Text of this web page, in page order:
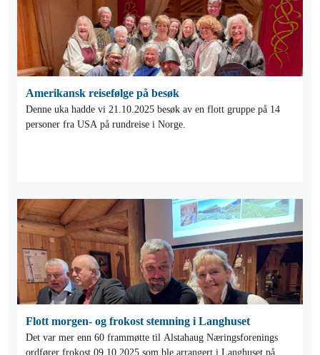
Amerikansk reisefølge på besøk
Denne uka hadde vi 21.10.2025 besøk av en flott gruppe på 14
personer fra USA på rundreise i Norge.
Flott morgen- og frokost stemning i Langhuset
Det var mer enn 60 frammøtte til Alstahaug Næringsforenings
ordfører frokost 09.10.2025 som ble arrangert i Langhuset på